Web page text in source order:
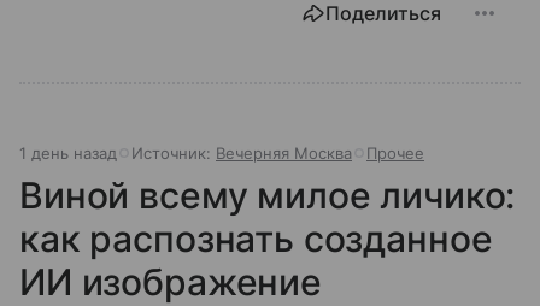
Поделиться
1 день назад Источник: Вечерняя Москва Прочее
Виной всему милое личико:
как распознать созданное
ИИ изображение